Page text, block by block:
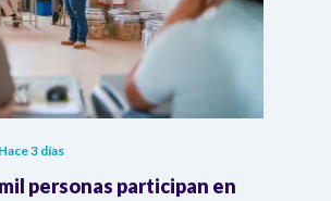
Hace 3 días
personas participan en